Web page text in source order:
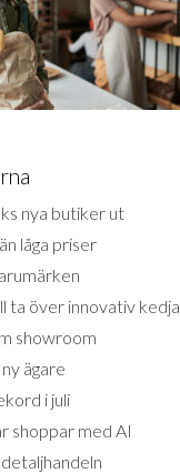
nya butiker ut
låga priser
ta över innovativ kedja
showroom
ägare
i juli
shoppar med AI